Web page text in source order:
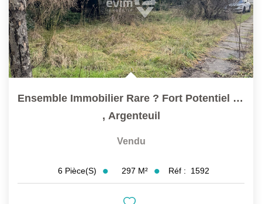
Ensemble Immobilier Rare ? Fort Potentiel ? Secteur...
, Argenteuil
Vendu
6 Pièce(s) 297 M² Réf : 1592